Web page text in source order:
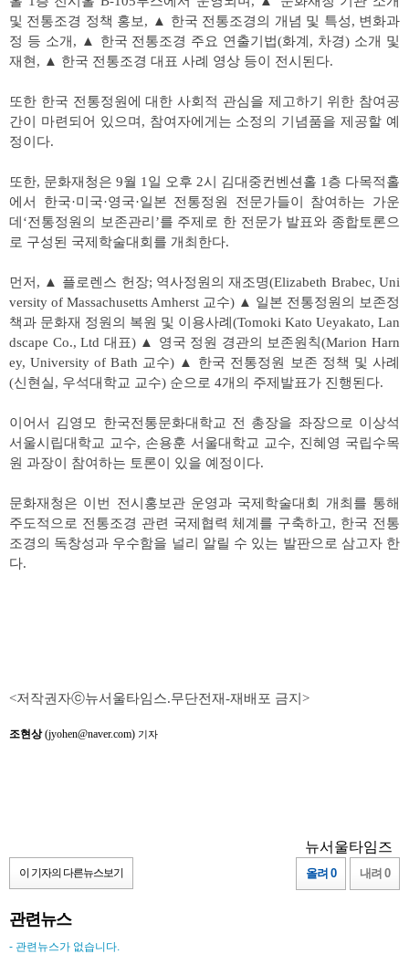
및 전통조경 정책 홍보, ▲ 한국 전통조경의 개념 및 특성, 변화과
정 등 소개, ▲ 한국 전통조경 주요 연출기법(화계, 차경) 소개 및
재현, ▲ 한국 전통조경 대표 사례 영상 등이 전시된다.
또한 한국 전통정원에 대한 사회적 관심을 제고하기 위한 참여공
간이 마련되어 있으며, 참여자에게는 소정의 기념품을 제공할 예
정이다.
또한, 문화재청은 9월 1일 오후 2시 김대중컨벤션홀 1층 다목적홀
에서 한국·미국·영국·일본 전통정원 전문가들이 참여하는 가운
데‘전통정원의 보존관리’를 주제로 한 전문가 발표와 종합토론으
로 구성된 국제학술대회를 개최한다.
먼저, ▲ 플로렌스 헌장; 역사정원의 재조명(Elizabeth Brabec, Uni
versity of Massachusetts Amherst 교수) ▲ 일본 전통정원의 보존정
책과 문화재 정원의 복원 및 이용사례(Tomoki Kato Ueyakato, Lan
dscape Co., Ltd 대표) ▲ 영국 정원 경관의 보존원칙(Marion Harn
ey, University of Bath 교수) ▲ 한국 전통정원 보존 정책 및 사례
(신현실, 우석대학교 교수) 순으로 4개의 주제발표가 진행된다.
이어서 김영모 한국전통문화대학교 전 총장을 좌장으로 이상석
서울시립대학교 교수, 손용훈 서울대학교 교수, 진혜영 국립수목
원 과장이 참여하는 토론이 있을 예정이다.
문화재청은 이번 전시홍보관 운영과 국제학술대회 개최를 통해
주도적으로 전통조경 관련 국제협력 체계를 구축하고, 한국 전통
조경의 독창성과 우수함을 널리 알릴 수 있는 발판으로 삼고자 한
다.
<저작권자ⓒ뉴서울타임스.무단전재-재배포 금지>
조현상(jyohen@naver.com) 기자
뉴서울타임즈
이 기자의 다른뉴스보기 올려 0 내려 0
관련뉴스
- 관련뉴스가 없습니다.